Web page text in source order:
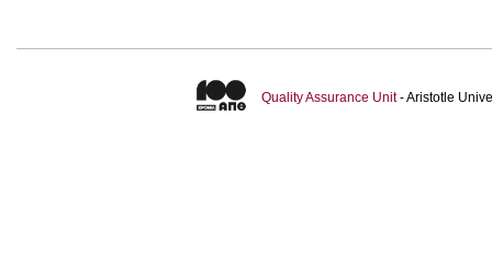
Quality Assurance Unit- Aristotle